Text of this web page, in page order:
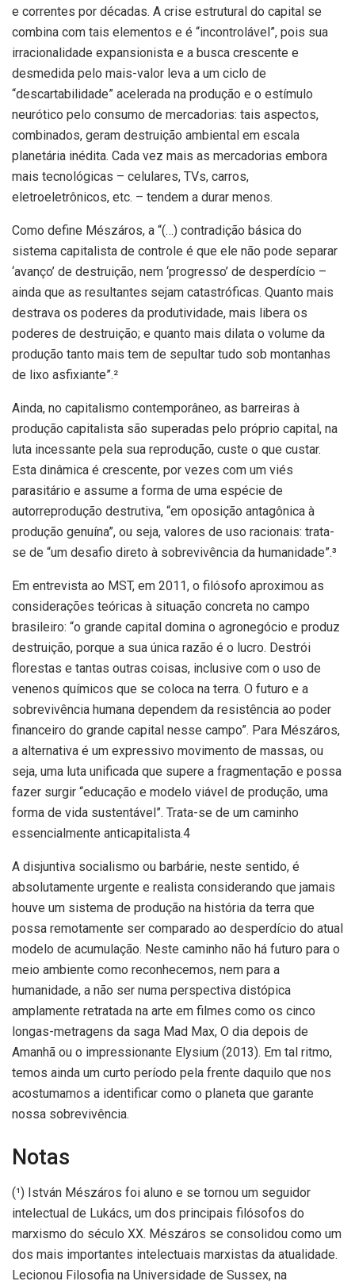
e correntes por décadas. A crise estrutural do capital se
combina com tais elementos e é “incontrolável”, pois sua
irracionalidade expansionista e a busca crescente e
desmedida pelo mais-valor leva a um ciclo de
“descartabilidade” acelerada na produção e o estímulo
neurótico pelo consumo de mercadorias: tais aspectos,
combinados, geram destruição ambiental em escala
planetária inédita. Cada vez mais as mercadorias embora
mais tecnológicas – celulares, TVs, carros,
eletroeletrônicos, etc. – tendem a durar menos.
Como define Mészáros, a “(…) contradição básica do
sistema capitalista de controle é que ele não pode separar
‘avanço’ de destruição, nem ‘progresso’ de desperdício –
ainda que as resultantes sejam catastróficas. Quanto mais
destrava os poderes da produtividade, mais libera os
poderes de destruição; e quanto mais dilata o volume da
produção tanto mais tem de sepultar tudo sob montanhas
de lixo asfixiante”.²
Ainda, no capitalismo contemporâneo, as barreiras à
produção capitalista são superadas pelo próprio capital, na
luta incessante pela sua reprodução, custe o que custar.
Esta dinâmica é crescente, por vezes com um viés
parasitário e assume a forma de uma espécie de
autorreprodução destrutiva, “em oposição antagônica à
produção genuína”, ou seja, valores de uso racionais: trata-
se de “um desafio direto à sobrevivência da humanidade”.³
Em entrevista ao MST, em 2011, o filósofo aproximou as
considerações teóricas à situação concreta no campo
brasileiro: “o grande capital domina o agronegócio e produz
destruição, porque a sua única razão é o lucro. Destrói
florestas e tantas outras coisas, inclusive com o uso de
venenos químicos que se coloca na terra. O futuro e a
sobrevivência humana dependem da resistência ao poder
financeiro do grande capital nesse campo”. Para Mészáros,
a alternativa é um expressivo movimento de massas, ou
seja, uma luta unificada que supere a fragmentação e possa
fazer surgir “educação e modelo viável de produção, uma
forma de vida sustentável”. Trata-se de um caminho
essencialmente anticapitalista.4
A disjuntiva socialismo ou barbárie, neste sentido, é
absolutamente urgente e realista considerando que jamais
houve um sistema de produção na história da terra que
possa remotamente ser comparado ao desperdício do atual
modelo de acumulação. Neste caminho não há futuro para o
meio ambiente como reconhecemos, nem para a
humanidade, a não ser numa perspectiva distópica
amplamente retratada na arte em filmes como os cinco
longas-metragens da saga Mad Max, O dia depois de
Amanhã ou o impressionante Elysium (2013). Em tal ritmo,
temos ainda um curto período pela frente daquilo que nos
acostumamos a identificar como o planeta que garante
nossa sobrevivência.
Notas
(¹) István Mészáros foi aluno e se tornou um seguidor
intelectual de Lukács, um dos principais filósofos do
marxismo do século XX. Mészáros se consolidou como um
dos mais importantes intelectuais marxistas da atualidade.
Lecionou Filosofia na Universidade de Sussex, na